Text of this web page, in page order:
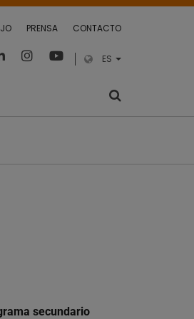
PRENSA CONTACTO
ES
secundario